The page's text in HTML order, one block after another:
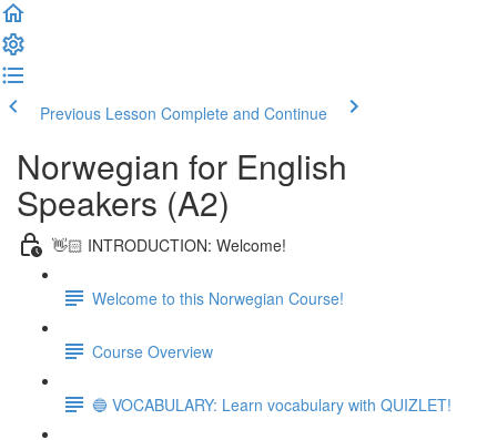
Previous Lesson Complete and Continue
Norwegian for English
Speakers (A2)
👋🏻 INTRODUCTION: Welcome!
Welcome to this Norwegian Course!
Course Overview
🔵 VOCABULARY: Learn vocabulary with QUIZLET!